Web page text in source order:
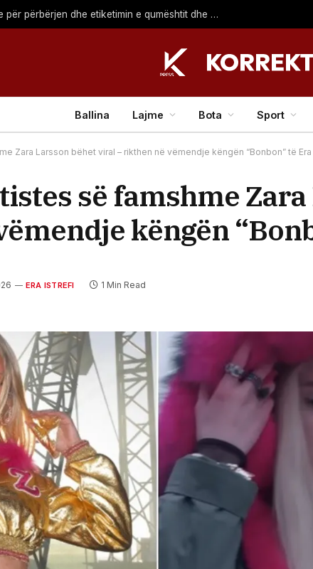
Sot nisin kontrollet intensive për përbërjen dhe etiketimin e qumështit dhe produkteve
Ballina Lajme Bota Sport
Zara Larsson bëhet viral – rikthen në vëmendje këngën “Bonbon” të
së famshme
këngën
ERA ISTREFI 1 Min Read